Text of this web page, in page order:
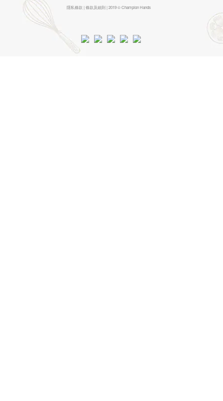
隱私條款 | 條款及細則 | 2019 © Champion Hands